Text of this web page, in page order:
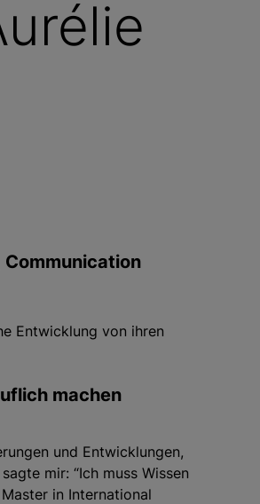
Entwicklung von ihren
machen
und Entwicklungen,
mir: “Ich muss Wissen
in International